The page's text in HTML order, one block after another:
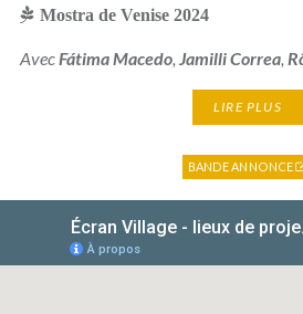
Mostra de Venise 2024
Avec Fátima Macedo, Jamilli Correa,
LIRE PLUS
BANDE ANNONCE